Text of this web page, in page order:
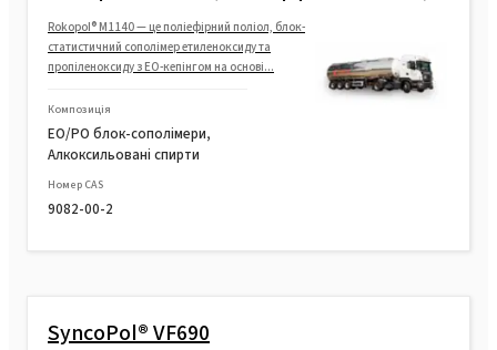
Rokopol® M1140 — це поліефірний поліол, блок-
статистичний сополімер етиленоксиду та
пропіленоксиду з ЕО-кепінгом на основі...
Композиція
EO/PO блок-сополімери,
Алкоксильовані спирти
Номер CAS
9082-00-2
SyncoPol® VF690